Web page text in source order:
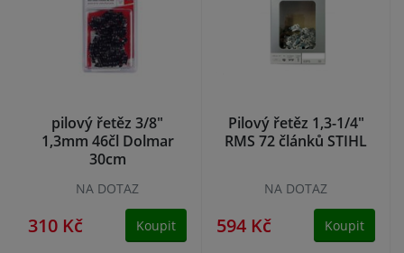
pilový řetěz 3/8"
1,3mm 46čl Dolmar
30cm
NA DOTAZ
310 Kč Koupit
Pilový řetěz 1,3-1/4"
RMS 72 článků STIHL
NA DOTAZ
594 Kč Koupit